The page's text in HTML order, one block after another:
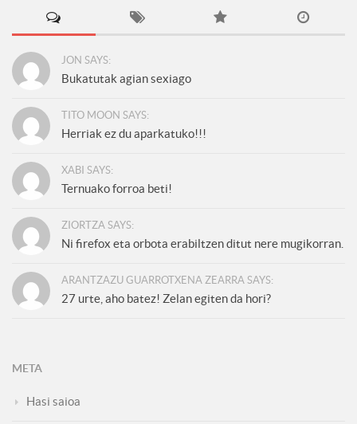
JON SAYS:
Bukatutak agian sexiago
TITO MOON SAYS:
Herriak ez du aparkatuko!!!
XABI SAYS:
Ternuako forroa beti!
ZIORTZA SAYS:
Ni firefox eta orbota erabiltzen ditut nere mugikorran.
ARANTZAZU GUARROTXENA ZEARRA SAYS:
27 urte, aho batez! Zelan egiten da hori?
META
Hasi saioa